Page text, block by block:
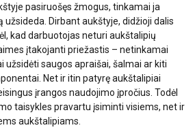
pasiruošęs žmogus, tinkamai ja
užsideda. Dirbant aukštyje, didžioji dalis
kad darbuotojas neturi aukštalipių
įtakojanti priežastis – netinkamai
saugos apraišai, šalmai ar kiti
Net ir itin patyrę aukštalipiai
įrangos naudojimo įpročius. Todėl
taisykles pravartu įsiminti visiems, net ir
aukštalipiams.